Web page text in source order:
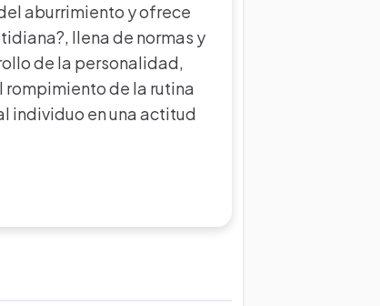
aburrimiento y ofrece
llena de normas y
de la personalidad,
rompimiento de la rutina
individuo en una actitud